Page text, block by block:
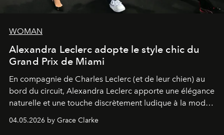
WOMAN
Alexandra Leclerc adopte le style chic du
Grand Prix de Miami
En compagnie de Charles Leclerc (et de leur chien) au
bord du circuit, Alexandra Leclerc apporte une élégance
naturelle et une touche discrètement ludique à la mode
04.05.2026 by Grace Clarke